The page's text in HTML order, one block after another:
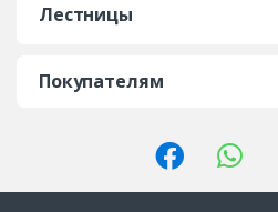
Лестницы
Покупателям